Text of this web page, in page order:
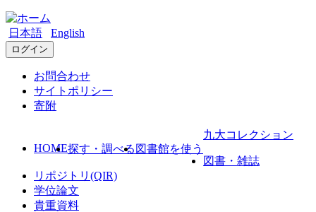
日本語 English
ログイン
お問合わせ
サイトポリシー
寄附
HOME探す・調べる 図書館を使う
九大コレクション
図書・雑誌
リポジトリ(QIR)
学位論文
貴重資料